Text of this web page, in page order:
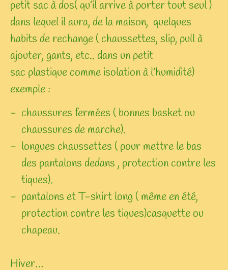
petit sac à dos( qu’il arrive à porter tout seul )
dans lequel il aura, de la maison, quelques
habits de rechange ( chaussettes, slip, pull à
ajouter, gants, etc.. dans un petit
sac plastique comme isolation à l’humidité)
exemple :
chaussures fermées ( bonnes basket ou
chaussures de marche).
longues chaussettes ( pour mettre le bas
des pantalons dedans , protection contre les
tiques).
pantalons et T-shirt long ( même en été,
protection contre les tiques)casquette ou
chapeau.
Hiver…